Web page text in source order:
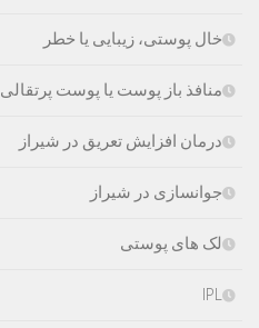
خال پوستی، زیبایی یا خطر
منافذ باز پوست یا پوست پرتقالی
درمان افزایش تعریق در شیراز
جوانسازی در شیراز
لک های پوستی
IPL